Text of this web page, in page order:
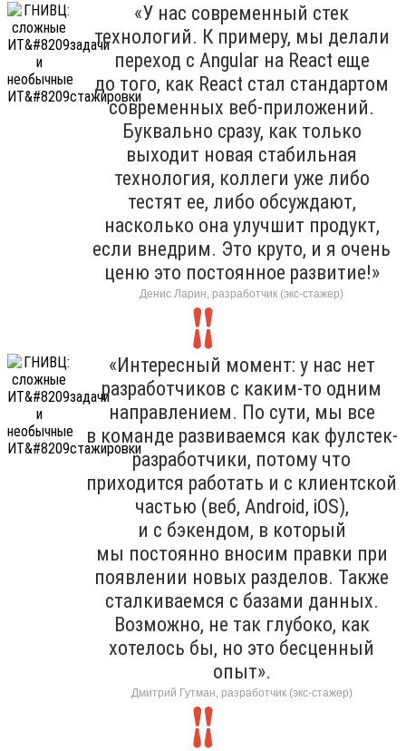
«У нас современный стек
технологий. К примеру, мы делали
переход с Angular на React еще
до того, как React стал стандартом
современных веб-приложений.
Буквально сразу, как только
выходит новая стабильная
технология, коллеги уже либо
тестят ее, либо обсуждают,
насколько она улучшит продукт,
если внедрим. Это круто, и я очень
ценю это постоянное развитие!»
Денис Ларин, разработчик (экс-стажер)
«Интересный момент: у нас нет
разработчиков с каким-то одним
направлением. По сути, мы все
в команде развиваемся как фулстек-
разработчики, потому что
приходится работать и с клиентской
частью (веб, Android, iOS),
и с бэкендом, в который
мы постоянно вносим правки при
появлении новых разделов. Также
сталкиваемся с базами данных.
Возможно, не так глубоко, как
хотелось бы, но это бесценный
опыт».
Дмитрий Гутман, разработчик (экс-стажер)